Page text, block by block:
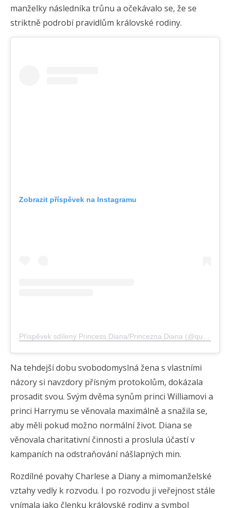
manželky následníka trůnu a očekávalo se, že se
striktně podrobí pravidlům královské rodiny.
Zobrazit příspěvek na Instagramu
Na tehdejší dobu svobodomyslná žena s vlastními
názory si navzdory přísným protokolům, dokázala
prosadit svou. Svým dvěma synům princi Williamovi a
princi Harrymu se věnovala maximálně a snažila se,
aby měli pokud možno normální život. Diana se
věnovala charitativní činnosti a proslula účastí v
kampaních na odstraňování nášlapných min.
Rozdílné povahy Charlese a Diany a mimomanželské
vztahy vedly k rozvodu. I po rozvodu ji veřejnost stále
vnímala jako členku královské rodiny a symbol